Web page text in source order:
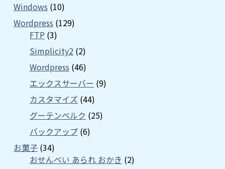
Windows (10)
Wordpress (129)
FTP (3)
Simplicity2 (2)
Wordpress (46)
エックスサーバー (9)
カスタマイズ (44)
グーテンベルク (25)
バックアップ (6)
お菓子 (34)
おせんべい あられ おかき (2)